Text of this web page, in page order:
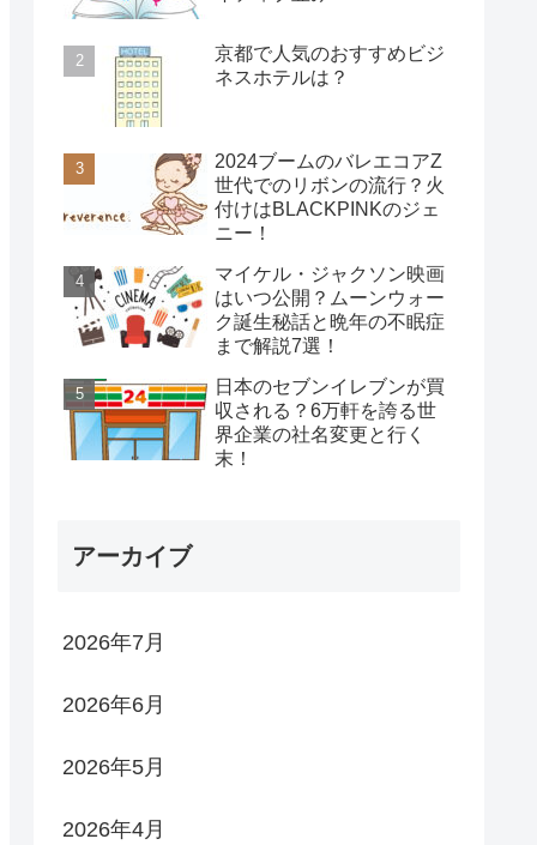
京都で人気のおすすめビジ
ネスホテルは？
2024ブームのバレエコアZ
世代でのリボンの流行？火
付けはBLACKPINKのジェ
ニー！
マイケル・ジャクソン映画
はいつ公開？ムーンウォー
ク誕生秘話と晩年の不眠症
まで解説7選！
日本のセブンイレブンが買
収される？6万軒を誇る世
界企業の社名変更と行く
末！
アーカイブ
2026年7月
2026年6月
2026年5月
2026年4月